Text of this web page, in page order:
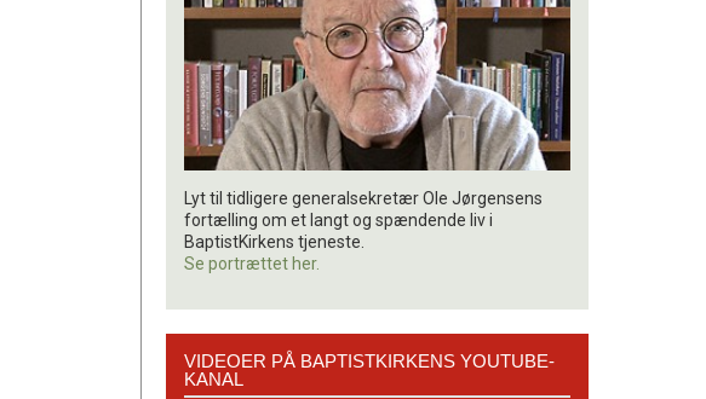
Lyt til tidligere generalsekretær Ole Jørgensens
fortælling om et langt og spændende liv i
BaptistKirkens tjeneste.
Se portrættet her.
VIDEOER PÅ BAPTISTKIRKENS YOUTUBE-
KANAL